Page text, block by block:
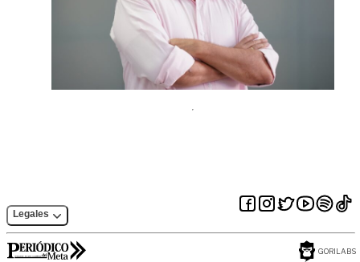
Legales
GORILABS